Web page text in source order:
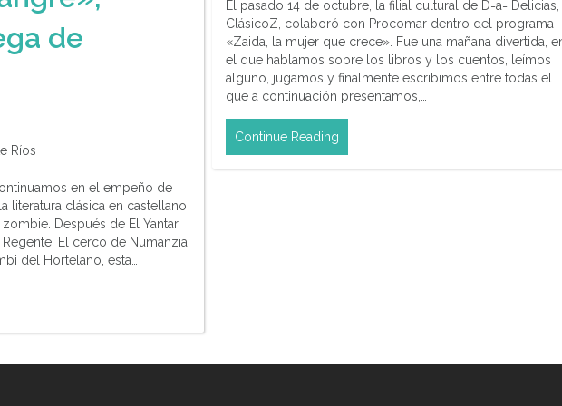
El pasado 14 de octubre, la filial cultural de D=a= Delicias,
ClásicoZ, colaboró con Procomar dentro del programa
«Zaida, la mujer que crece». Fue una mañana divertida,
el que hablamos sobre los libros y los cuentos, leímos
alguno, jugamos y finalmente escribimos entre todas el
que a continuación presentamos,…
Continue Reading
de
Ríos
en el empeño de
literatura clásica en castellano
Después de El Yantar
El cerco de Numanzia,
del Hortelano, esta…